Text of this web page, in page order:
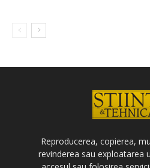
Reproducerea, copierea,
revinderea sau exploatarea